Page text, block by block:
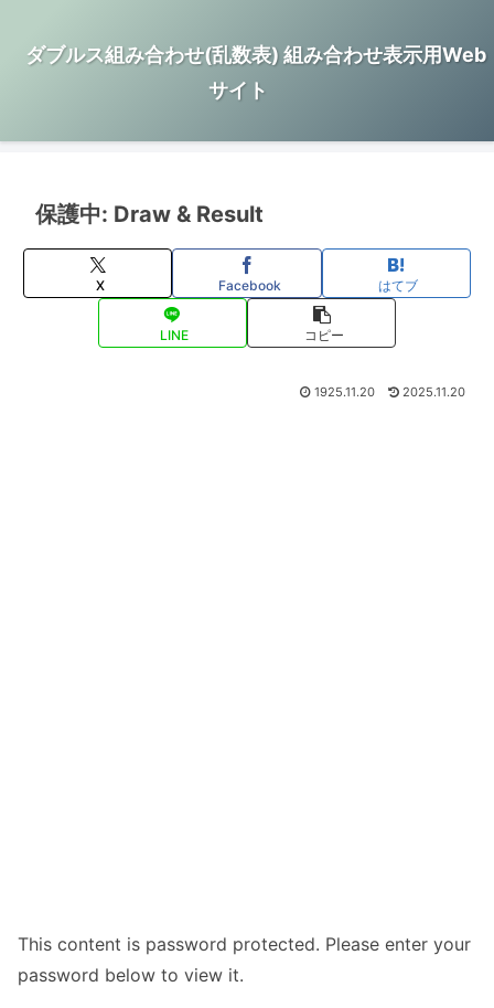
ダブルス組み合わせ(乱数表) 組み合わせ表示用Web
サイト
保護中: Draw & Result
X Facebook はてブ
LINE コピー
1925.11.20 2025.11.20
This content is password protected. Please enter your
password below to view it.